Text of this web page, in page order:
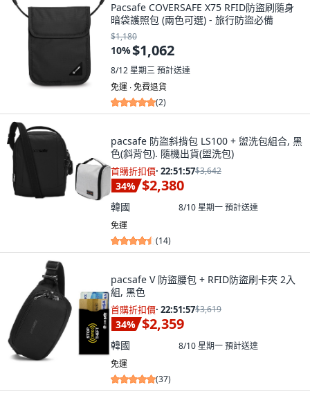
Pacsafe COVERSAFE X75 RFID防盜刷隨身
暗袋護照包 (兩色可選) - 旅行防盜必備
$1,180
10%$1,062
8/12 星期三預計送達
免運 ∙ 免費退貨
(2)
pacsafe 防盜斜揹包 LS100 + 盥洗包組合, 黑
色(斜背包). 隨機出貨(盥洗包)
首購折扣價· 22:51:55$3,642
34% $2,380
韓國 8/10 星期一預計送達
免運
(14)
pacsafe V 防盜腰包 + RFID防盜刷卡夾 2入
組, 黑色
首購折扣價· 22:51:55$3,619
34% $2,359
韓國 8/10 星期一預計送達
免運
(37)